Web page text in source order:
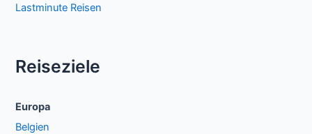
Lastminute Reisen
Reiseziele
Europa
Belgien